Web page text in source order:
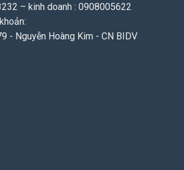
– kinh doanh : 0908005622
- Nguyễn Hoàng Kim - CN BIDV